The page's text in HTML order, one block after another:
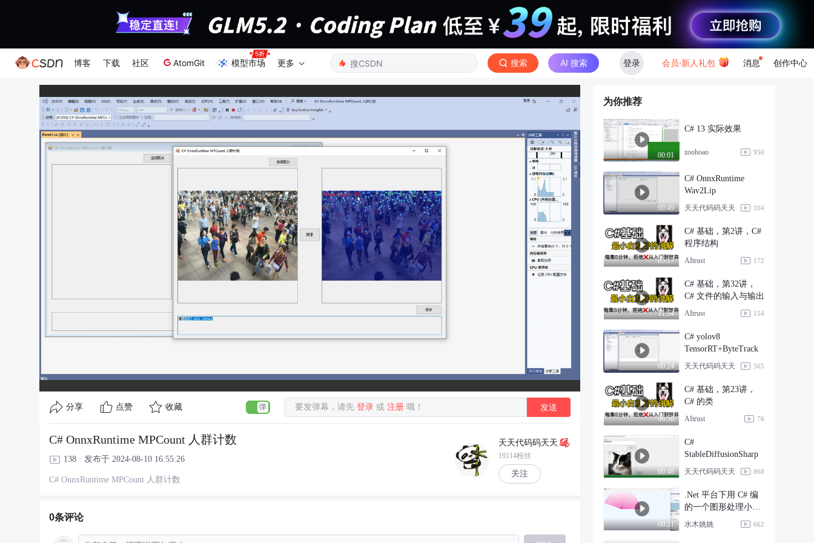
博客 下载 社区 AtomGit 模型市场 更多 搜索 AI 搜索 登录 会员·新人礼包 消息 创作中心
分享 点赞 收藏 要发弹幕，请先登录 或注册 哦！ 发送
C# OnnxRuntime MPCount 人群计数
138 · 发布于 2024-08-10 16:55:26
C# OnnxRuntime MPCount 人群计数
天天代码码天天
19114粉丝
关注
0条评论
为你推荐
00:01
C# 13 实际效果
zoohoao 950
00:49
C# OnnxRuntime
Wav2Lip
天天代码码天天 104
05:17
C# 基础，第2讲，C#
程序结构
AItrust 172
11:54
C# 基础，第32讲，
C# 文件的输入与输出
AItrust 154
00:24
C# yolov8
TensorRT+ByteTrack
天天代码码天天 565
06:50
C# 基础，第23讲，
C# 的类
AItrust 76
00:48
C#
StableDiffusionSharp
天天代码码天天 868
00:21
.Net 平台下用 C# 编
的一个图形处理小程
序
水木姚姚 662